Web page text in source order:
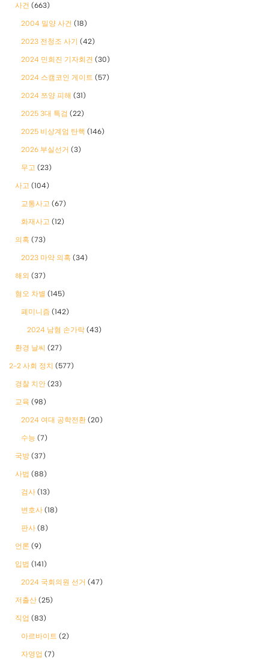
사건 (663)
2004 밀양 사건 (18)
2023 전청조 사기 (42)
2024 민희진 기자회견 (30)
2024 스캠코인 게이트 (57)
2024 쯔양 피해 (31)
2025 3대 특검 (22)
2025 비상계엄 탄핵 (146)
2026 부실선거 (3)
무고 (23)
사고 (104)
교통사고 (67)
화재사고 (12)
의혹 (73)
2023 마약 의혹 (34)
해외 (37)
혐오 차별 (145)
폐미니즘 (142)
2024 남혐 손가락 (43)
환경 날씨 (27)
2-2 사회 정치 (577)
경찰 치안 (23)
교육 (98)
2024 여대 공학전환 (20)
수능 (7)
국방 (37)
사법 (88)
검사 (13)
변호사 (18)
판사 (8)
언론 (9)
입법 (141)
2024 국회의원 선거 (47)
저출산 (25)
직업 (83)
아르바이트 (2)
자영업 (7)